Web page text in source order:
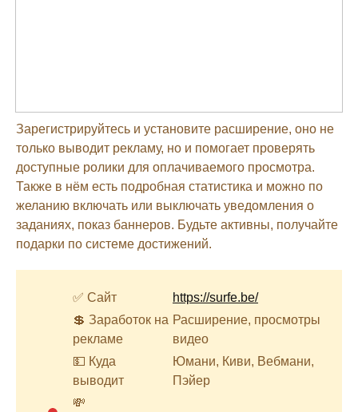
Зарегистрируйтесь и установите расширение, оно не
только выводит рекламу, но и помогает проверять
доступные ролики для оплачиваемого просмотра.
Также в нём есть подробная статистика и можно по
желанию включать или выключать уведомления о
заданиях, показ баннеров. Будьте активны, получайте
подарки по системе достижений.
✅ Сайт
https://surfe.be/
💲 Заработок на
рекламе
Расширение, просмотры
видео
💵 Куда
выводит
Юмани, Киви, Вебмани,
Пэйер
💸